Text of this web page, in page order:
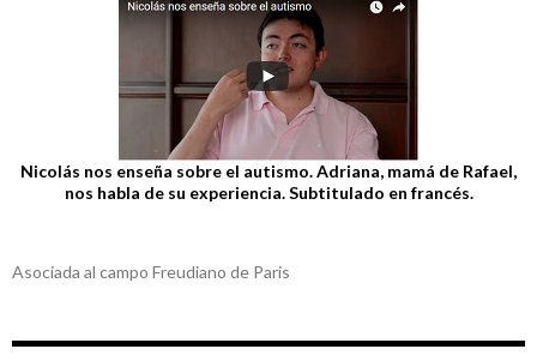
Nicolás nos enseña sobre el autismo. Adriana, mamá de Rafael,
nos habla de su experiencia. Subtitulado en francés.
Asociada al campo Freudiano de Paris